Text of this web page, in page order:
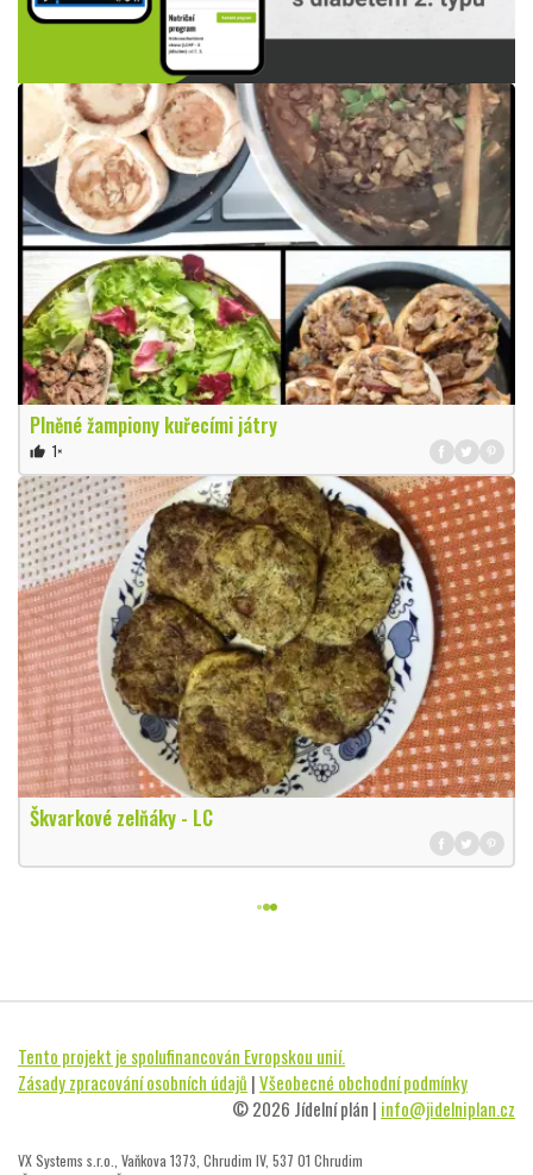
Plněné žampiony kuřecími játry
thumb_up 1×
Škvarkové zelňáky - LC
Tento projekt je spolufinancován Evropskou unií.
Zásady zpracování osobních údajů |Všeobecné obchodní podmínky
© 2026 Jídelní plán | info@jidelniplan.cz
VX Systems s.r.o., Vaňkova 1373, Chrudim IV, 537 01 Chrudim